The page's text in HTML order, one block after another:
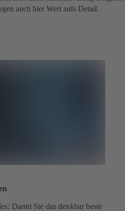
auch hier Wert aufs Detail.
Damit Sie das denkbar beste